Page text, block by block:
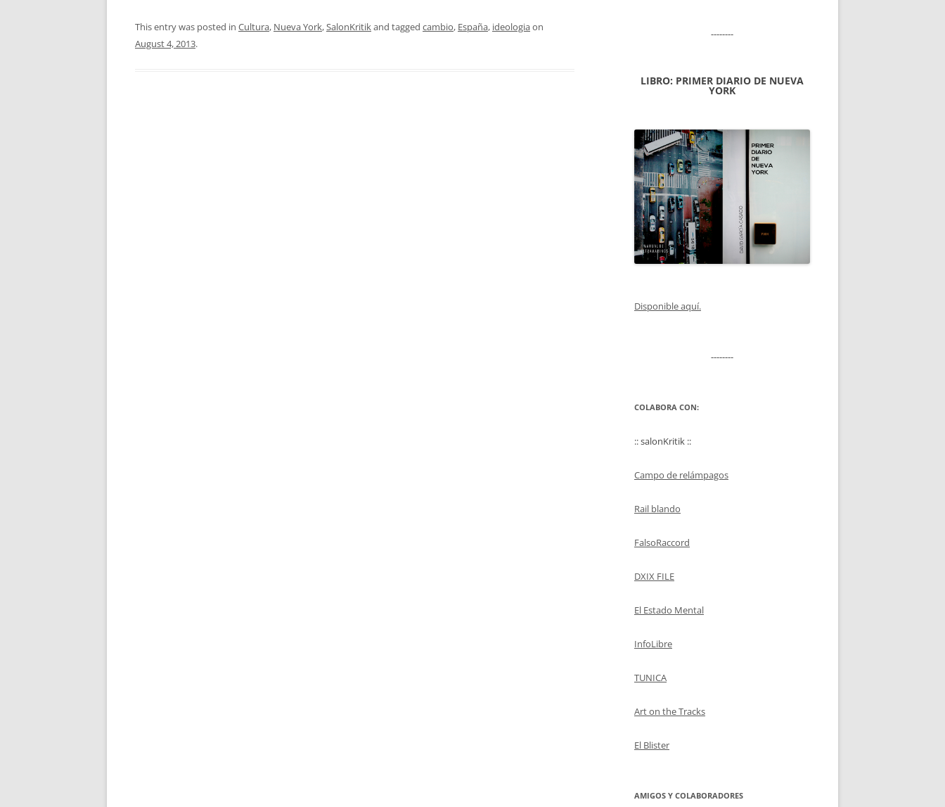
This entry was posted in Cultura, Nueva York,SalonKritikand tagged cambio, España, ideologiaon
August 4, 2013.
--------
LIBRO: PRIMER DIARIO DE NUEVA
YORK
Disponible aquí.
--------
COLABORA CON:
:: salonKritik ::
Campo de relámpagos
Rail blando
FalsoRaccord
DXIX FILE
El Estado Mental
InfoLibre
TUNICA
Art on the Tracks
El Blister
AMIGOS Y COLABORADORES